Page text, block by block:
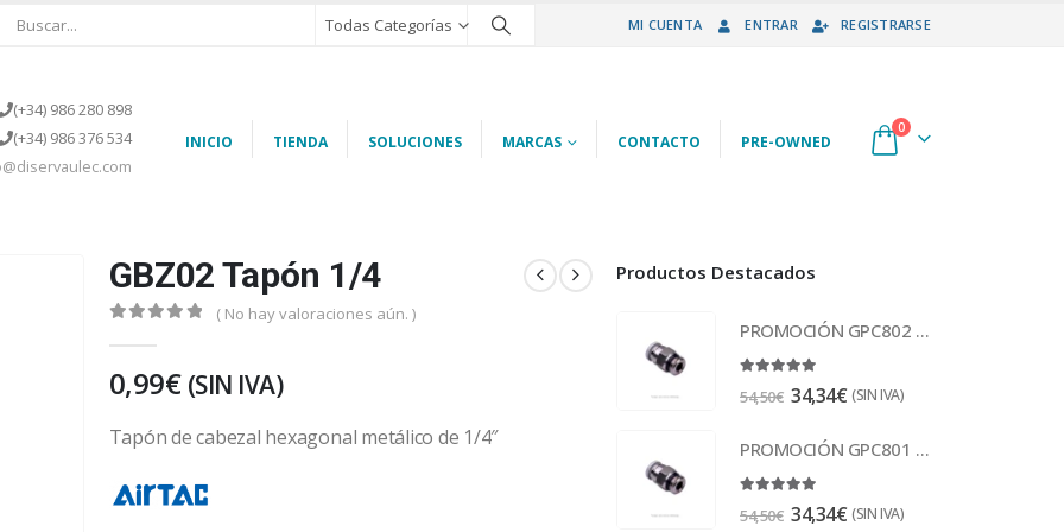
Todas Categorías MI CUENTA ENTRAR REGISTRARSE
(+34) 986 280 898
(+34) 986 376 534
INICIO TIENDA SOLUCIONES MARCAS CONTACTO PRE-OWNED
0
GBZ02 Tapón 1/4
( No hay valoraciones aún. )
0,99€ (SIN IVA)
Tapón de cabezal hexagonal metálico de 1/4″
Productos Destacados
PROMOCIÓN GPC802 Racor
54,50€ 34,34€ (SIN IVA)
PROMOCIÓN GPC801 Racor
54,50€ 34,34€ (SIN IVA)